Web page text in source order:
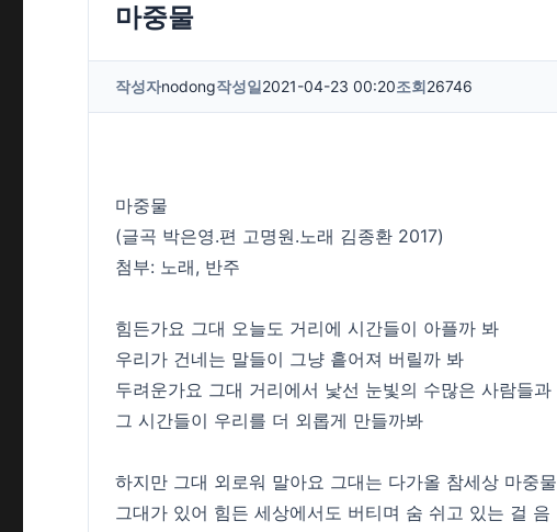
마중물
작성자nodong작성일2021-04-23 00:20조회26746
마중물
(글곡 박은영.편 고명원.노래 김종환 2017)
첨부: 노래, 반주
힘든가요 그대 오늘도 거리에 시간들이 아플까 봐
우리가 건네는 말들이 그냥 흩어져 버릴까 봐
두려운가요 그대 거리에서 낯선 눈빛의 수많은 사람들과
그 시간들이 우리를 더 외롭게 만들까봐
하지만 그대 외로워 말아요 그대는 다가올 참세상 마중물
그대가 있어 힘든 세상에서도 버티며 숨 쉬고 있는 걸 음